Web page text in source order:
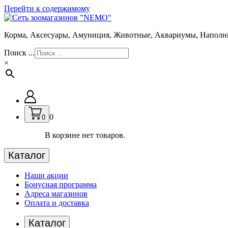
Перейти к содержимому
Корма, Аксесуары, Амуниция, Животные, Аквариумы,
Поиск ...
×
0 0
В корзине нет товаров.
Каталог
Наши акции
Бонусная программа
Адреса магазинов
Оплата и доставка
Каталог